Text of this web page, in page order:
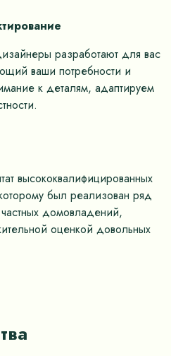
разработают для вас
ваши потребности и
к деталям, адаптируем
высококвалифицированных
был реализован ряд
домовладений,
оценкой довольных